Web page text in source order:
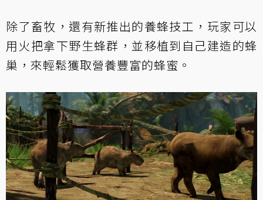
除了畜牧，還有新推出的養蜂技工，玩家可以
用火把拿下野生蜂群，並移植到自己建造的蜂
巢，來輕鬆獲取營養豐富的蜂蜜。